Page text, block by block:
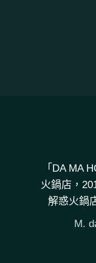
「DA MA
火鍋店，
解惑火鍋
M.